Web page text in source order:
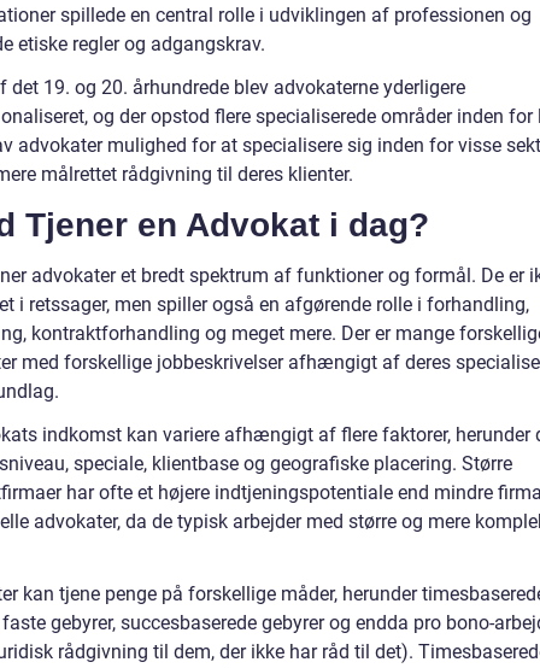
spillede en central rolle i udviklingen af professionen og
etiske regler og adgangskrav.
det 19. og 20. århundrede blev advokaterne yderligere
og der opstod flere specialiserede områder inden for
advokater mulighed for at specialisere sig inden for visse
målrettet rådgivning til deres klienter.
Tjener en Advokat i dag?
advokater et bredt spektrum af funktioner og formål. De er
i retssager, men spiller også en afgørende rolle i forhandling,
kontraktforhandling og meget mere. Der er mange
med forskellige jobbeskrivelser afhængigt af deres
indkomst kan variere afhængigt af flere faktorer, herunder
speciale, klientbase og geografiske placering. Større
har ofte et højere indtjeningspotentiale end mindre
advokater, da de typisk arbejder med større og mere
kan tjene penge på forskellige måder, herunder
faste gebyrer, succesbaserede gebyrer og endda pro bono-
rådgivning til dem, der ikke har råd til det).